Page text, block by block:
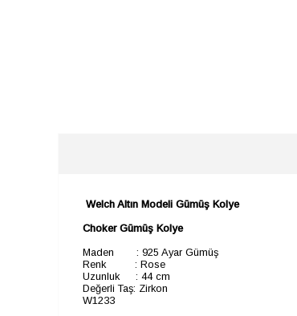
Welch Altın Modeli Gümüş Kolye
Choker Gümüş Kolye
Maden : 925 Ayar Gümüş
Renk : Rose
Uzunluk : 44 cm
Değerli Taş: Zirkon
W1233